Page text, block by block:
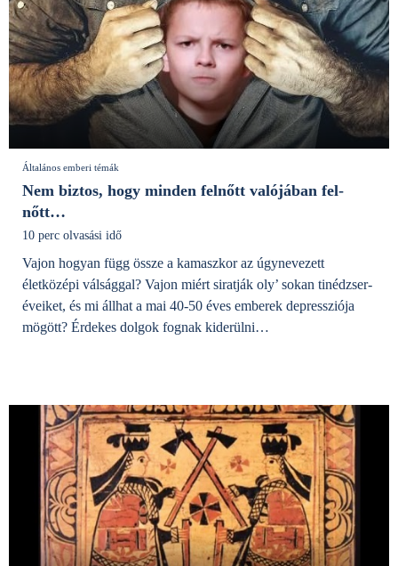
Általános emberi témák
Nem biztos, hogy minden felnőtt valójában fel-
nőtt…
10 perc olvasási idő
Vajon hogyan függ össze a kamaszkor az úgynevezett
életközépi válsággal? Vajon miért siratják oly’ sokan tinédzser-
éveiket, és mi állhat a mai 40-50 éves emberek depressziója
mögött? Érdekes dolgok fognak kiderülni…